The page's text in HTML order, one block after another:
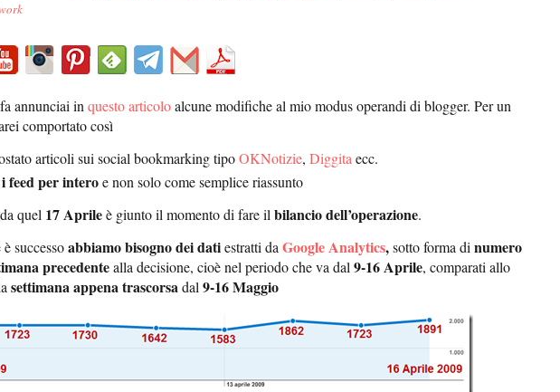
annunciai in questo articoloalcune modifiche al mio modus operandi di blogger. Per un
comportato così
articoli sui social bookmarking tipoOKNotizie, Diggita ecc.
feed per interoe non solo come semplice riassunto
quel 17 Aprileè giunto il momento di fare il bilancio dell’operazione.
successoabbiamo bisogno dei datiestratti da Google Analytics,sotto forma di numero
precedentealla decisione, cioè nel periodo che va dal 9-16 Aprile, comparati allo
settimana appena trascorsa dal 9-16 Maggio